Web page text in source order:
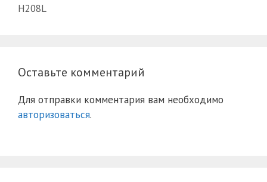
H208L
Оставьте комментарий
Для отправки комментария вам необходимо
авторизоваться.